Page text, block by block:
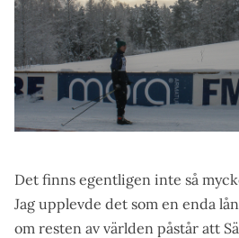
Det finns egentligen inte så
Jag upplevde det som en enda
om resten av världen påstår att